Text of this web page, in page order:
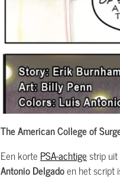
The American College of
Een korte PSA-achtigestrip
Antonio Delgadoen het script